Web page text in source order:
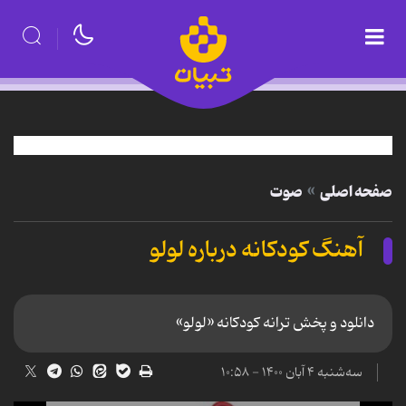
صفحه اصلی صوت
آهنگ کودکانه درباره لولو
دانلود و پخش ترانه کودکانه «لولو»
سه‌شنبه ۴ آبان ۱۴۰۰ - ۱۰:۵۸